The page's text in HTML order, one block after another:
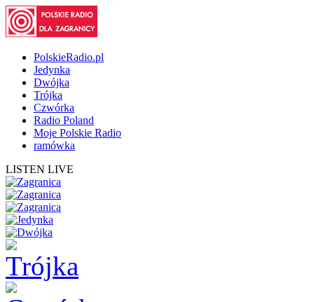
PolskieRadio.pl
Jedynka
Dwójka
Trójka
Czwórka
Radio Poland
Moje Polskie Radio
ramówka
LISTEN LIVE